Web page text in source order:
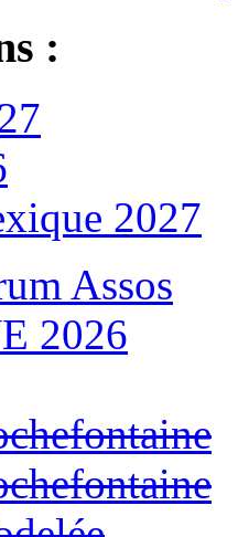
:
2027
Assos
2026